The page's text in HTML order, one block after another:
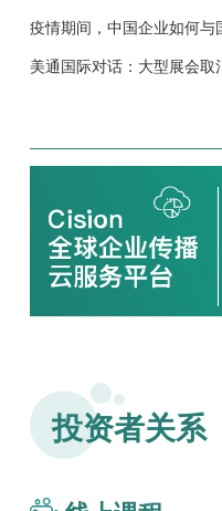
疫情期间，中国企业如何与
美通国际对话：大型展会取
投资者关系